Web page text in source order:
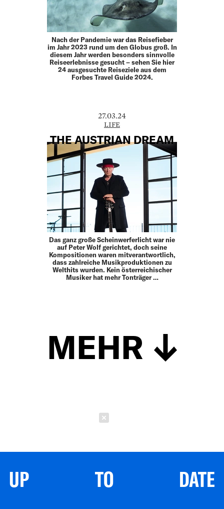
Nach der Pandemie war das Reisefieber
im Jahr 2023 rund um den Globus groß. In
diesem Jahr werden besonders sinnvolle
Reiseerlebnisse gesucht – sehen Sie hier
24 ausgesuchte Reiseziele aus dem
Forbes Travel Guide 2024.
27.03.24
LIFE
THE AUSTRIAN DREAM
Das ganz große Scheinwerferlicht war nie
auf Peter Wolf gerichtet, doch seine
Kompositionen waren mitverantwortlich,
dass zahlreiche Musikproduktionen zu
Welthits wurden. Kein österreichischer
Musiker hat mehr Tonträger …
MEHR
UP TO DATE